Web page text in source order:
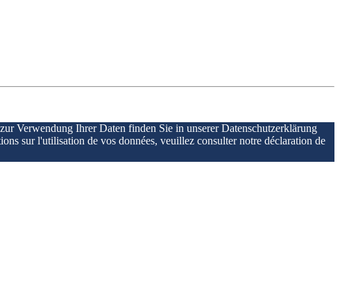
Verwendung Ihrer Daten finden Sie in unserer Datenschutzerklärung
sur l'utilisation de vos données, veuillez consulter notre déclaration de